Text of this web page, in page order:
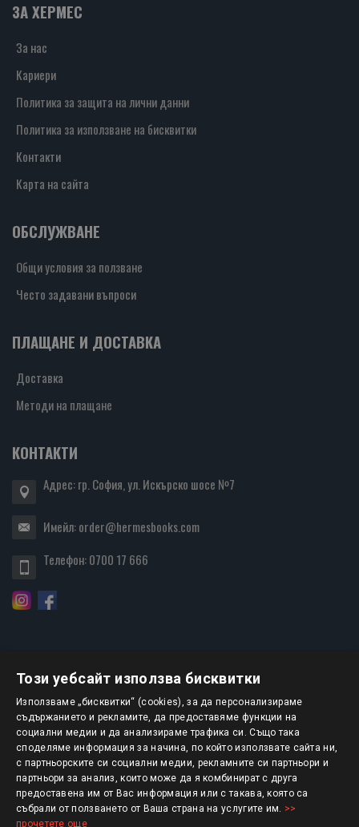
ЗА ХЕРМЕС
За нас
Кариери
Политика за защита на лични данни
Политика за използване на бисквитки
Контакти
Карта на сайта
ОБСЛУЖВАНЕ
Общи условия за ползване
Често задавани въпроси
ПЛАЩАНЕ И ДОСТАВКА
Доставка
Методи на плащане
КОНТАКТИ
Адрес: гр. София, ул. Искърско шосе №7
Имейл:order@hermesbooks.com
Телефон:0700 17 666
БЮЛЕТИН
АБОНИРАНЕ
Авторско право © 2025 HERMESBOOKS.BG
Този уебсайт използва бисквитки
Използваме „бисквитки“ (cookies), за да персонализираме
съдържанието и рекламите, да предоставяме функции на
социални медии и да анализираме трафика си. Също така
споделяме информация за начина, по който използвате сайта ни,
с партньорските си социални медии, рекламните си партньори и
партньори за анализ, които може да я комбинират с друга
предоставена им от Вас информация или с такава, която са
събрали от ползването от Ваша страна на услугите им. >>
прочетете още